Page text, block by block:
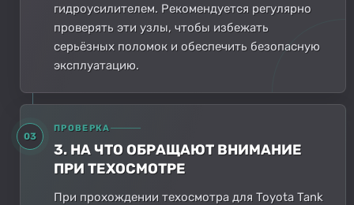
гидроусилителем. Рекомендуется регулярно
проверять эти узлы, чтобы избежать
серьёзных поломок и обеспечить безопасную
эксплуатацию.
03
ПРОВЕРКА
3. НА ЧТО ОБРАЩАЮТ ВНИМАНИЕ
ПРИ ТЕХОСМОТРЕ
При прохождении техосмотра для Toyota Tank